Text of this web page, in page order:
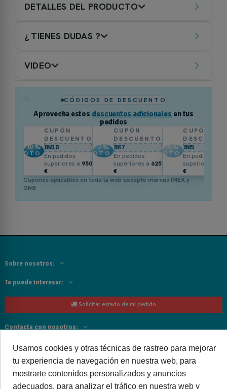
DETALLES DEL PRODUCTO
¿ TIENES DUDAS ?
VIDEO
CÓDIGOS DE DESCUENTO
Aprovecha estos descuentos adicionales en tus
pedidos
10%
DTO.
CUPÓN
DESCUENTO
BW10
En pedidos
superiores a 950
€
7%
DTO.
CUPÓN
DESCUENTO
BW7
En pedidos
superiores a 625
€
5%
DTO.
CUPÓN
BW5
En pedidos
superiores a
€
Cupones aplicables en toda la web excepto marcas IMEX y
GME
Sobre nosotros:
Te puede interesar:
Solicitar estado de mi pedido
Contacta con nosotros:
Siguenos
Cancelar o devolver un pedido
Usamos cookies y otras técnicas de rastreo para mejorar
tu experiencia de navegación en nuestra web, para
mostrarte contenidos personalizados y anuncios
adecuados, para analizar el tráfico en nuestra web y